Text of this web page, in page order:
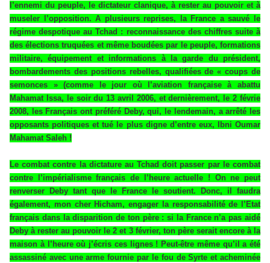
l’ennemi du peuple, le dictateur clanique, à rester au pouvoir et à
museler l’opposition. A plusieurs reprises, la France a sauvé le
régime despotique au Tchad : reconnaissance des chiffres suite à
des élections truquées et même boudées par le peuple, formations
militaire, équipement et informations à la garde du président,
bombardements des positions rebelles, qualifiées de « coups de
semonces » (comme le jour où l’aviation française à abattu
Mahamat Issa, le soir du 13 avril 2006, et dernièrement, le 2 févrie
2008, les Français ont préféré Deby, qui, le lendemain, a arrêté les
opposants politiques et tué le plus digne d’entre eux, Ibni Oumar
Mahamat Saleh !
Le combat contre la dictature au Tchad doit passer par le combat
contre l’impérialisme français de l’heure actuelle ! On ne peut
renverser Deby tant que le France le soutient. Donc, il faudra
également, mon cher Hicham, engager la responsabilité de l’Etat
français dans la disparition de ton père : si la France n’a pas aidé
Deby à rester au pouvoir le 2 et 3 février, ton père serait encore à la
maison à l’heure où j’écris ces lignes ! Peut-être même qu’il a été
assassiné avec une arme fournie par le fou de Syrte et acheminée